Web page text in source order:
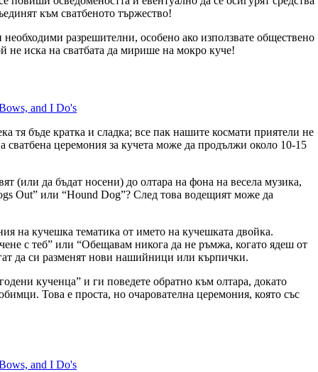
към сватбеното тържество!
разрешителни, особено ако използвате обществено
не иска на сватбата да мирише на мокро куче!
тя бъде кратка и сладка; все пак нашите космати приятели не
сватбена церемония за кучета може да продължи около 10-15
(или да бъдат носени) до олтара на фона на весела музика,
Out” или “Hound Dog”? След това водещият може да
на кучешка тематика от името на кучешката двойка.
с теб” или “Обещавам никога да не ръмжа, когато ядеш от
да си разменят нови нашийници или кърпички.
кученца” и ги поведете обратно към олтара, докато
Това е проста, но очарователна церемония, която със